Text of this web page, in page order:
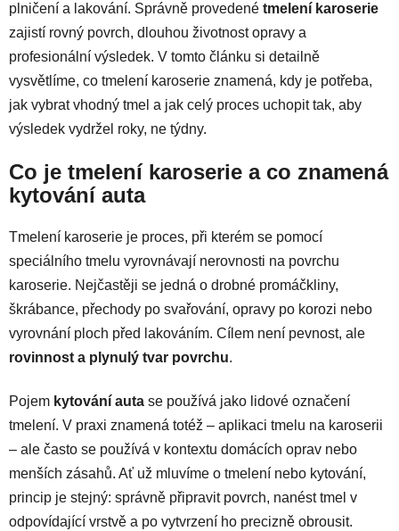
plničení a lakování. Správně provedené tmelení karoserie
zajistí rovný povrch, dlouhou životnost opravy a
profesionální výsledek. V tomto článku si detailně
vysvětlíme, co tmelení karoserie znamená, kdy je potřeba,
jak vybrat vhodný tmel a jak celý proces uchopit tak, aby
výsledek vydržel roky, ne týdny.
Co je tmelení karoserie a co znamená
kytování auta
Tmelení karoserie je proces, při kterém se pomocí
speciálního tmelu vyrovnávají nerovnosti na povrchu
karoserie. Nejčastěji se jedná o drobné promáčkliny,
škrábance, přechody po svařování, opravy po korozi nebo
vyrovnání ploch před lakováním. Cílem není pevnost, ale
rovinnost a plynulý tvar povrchu.
Pojem kytování auta se používá jako lidové označení
tmelení. V praxi znamená totéž – aplikaci tmelu na karoserii
– ale často se používá v kontextu domácích oprav nebo
menších zásahů. Ať už mluvíme o tmelení nebo kytování,
princip je stejný: správně připravit povrch, nanést tmel v
odpovídající vrstvě a po vytvrzení ho precizně obrousit.